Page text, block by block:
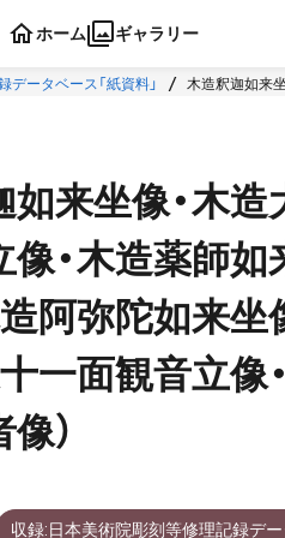
ホーム ギャラリー
ータベース「紙資料」
木造釈迦如来
来坐像・木造
・木造薬師如
阿弥陀如来坐
一面観音立像
）
収録:日本美術院彫刻等修理記録デー